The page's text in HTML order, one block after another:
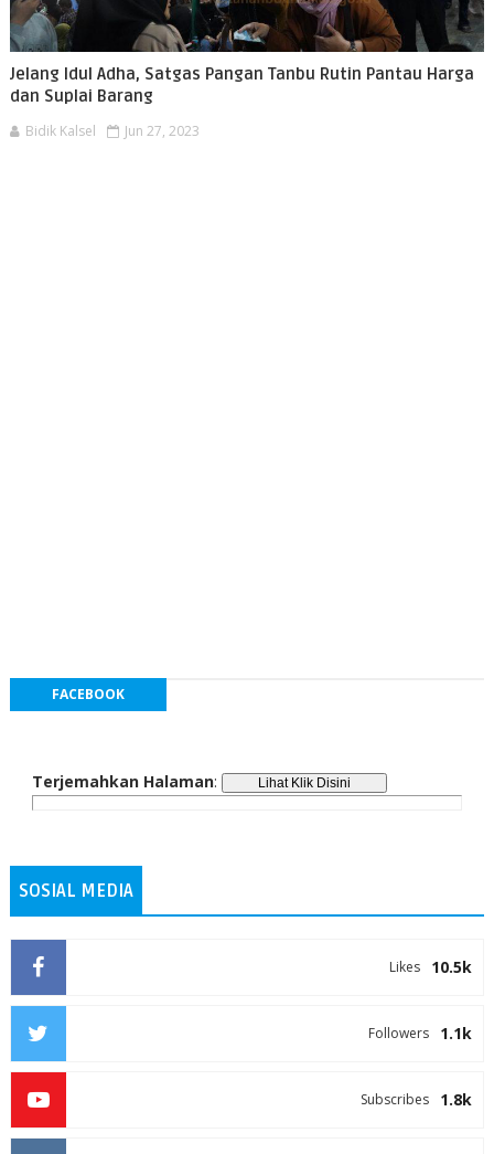
Jelang Idul Adha, Satgas Pangan Tanbu Rutin Pantau Harga
dan Suplai Barang
Bidik Kalsel Jun 27, 2023
FACEBOOK
Terjemahkan Halaman:
SOSIAL MEDIA
10.5k
Likes
1.1k
Followers
1.8k
Subscribes